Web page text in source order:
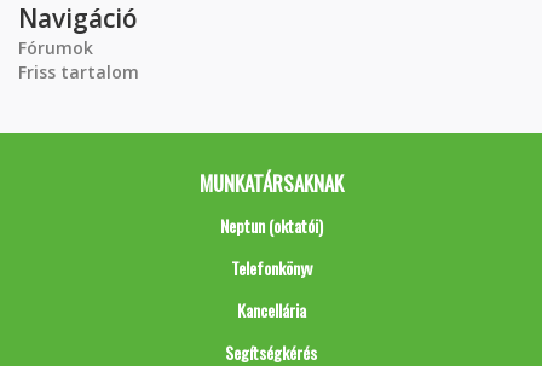
Navigáció
Fórumok
Friss tartalom
MUNKATÁRSAKNAK
Neptun (oktatói)
Telefonkönyv
Kancellária
Segítségkérés